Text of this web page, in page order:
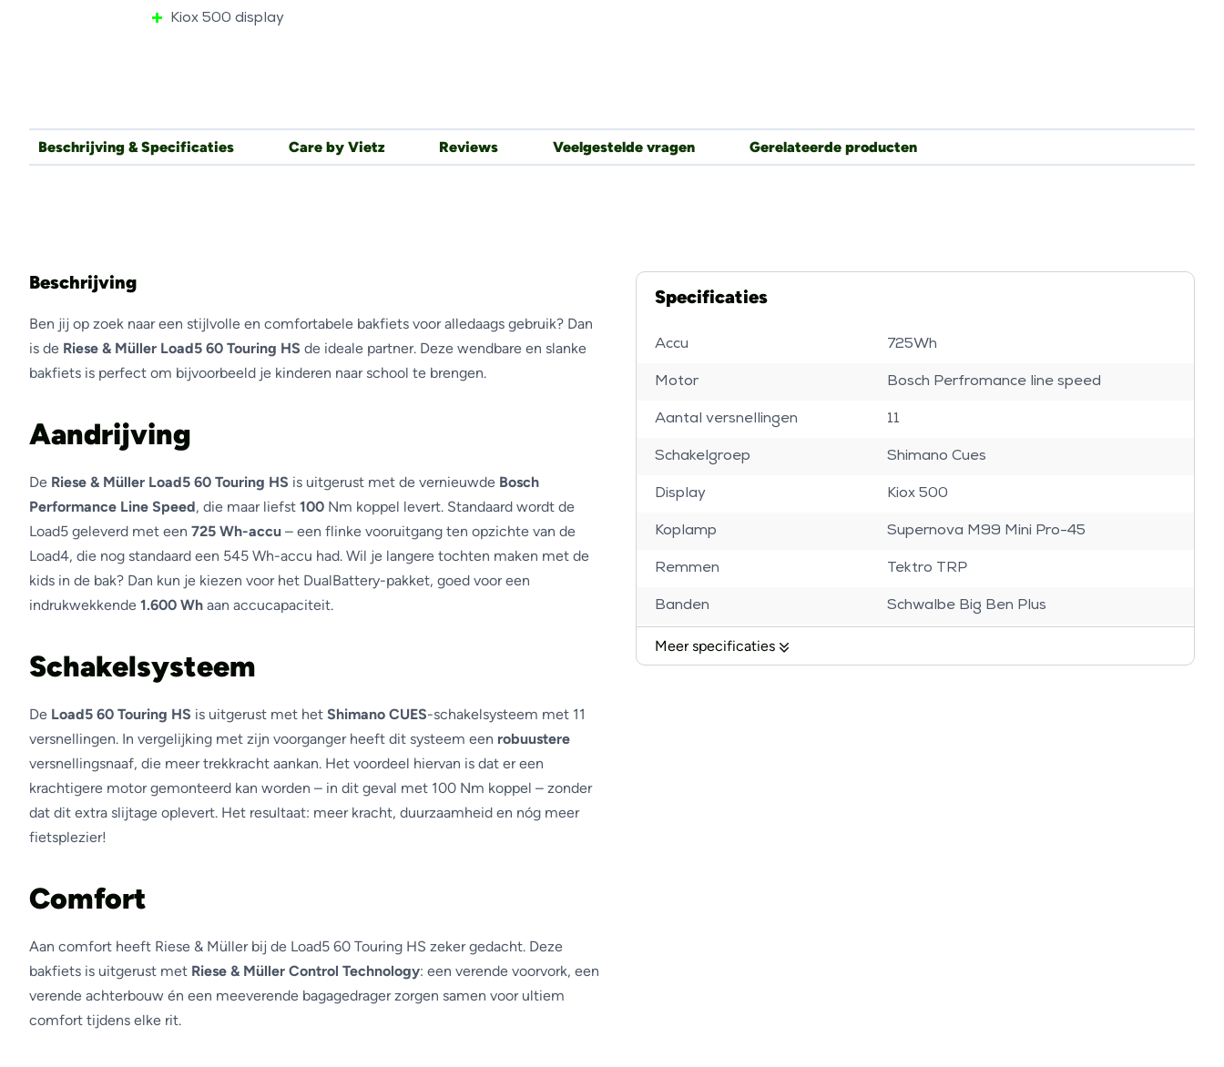
Kiox 500 display
Beschrijving & Specificaties Care by Vietz Reviews Veelgestelde vragen Gerelateerde producten
Beschrijving
Ben jij op zoek naar een stijlvolle en comfortabele bakfiets voor alledaags gebruik? Dan
is de Riese & Müller Load5 60 Touring HS de ideale partner. Deze wendbare en slanke
bakfiets is perfect om bijvoorbeeld je kinderen naar school te brengen.
Aandrijving
De Riese & Müller Load5 60 Touring HS is uitgerust met de vernieuwde Bosch
Performance Line Speed, die maar liefst 100 Nm koppel levert. Standaard wordt de
Load5 geleverd met een 725 Wh-accu – een flinke vooruitgang ten opzichte van de
Load4, die nog standaard een 545 Wh-accu had. Wil je langere tochten maken met de
kids in de bak? Dan kun je kiezen voor het DualBattery-pakket, goed voor een
indrukwekkende 1.600 Wh aan accucapaciteit.
Schakelsysteem
De Load5 60 Touring HS is uitgerust met het Shimano CUES-schakelsysteem met 11
versnellingen. In vergelijking met zijn voorganger heeft dit systeem een robuustere
versnellingsnaaf, die meer trekkracht aankan. Het voordeel hiervan is dat er een
krachtigere motor gemonteerd kan worden – in dit geval met 100 Nm koppel – zonder
dat dit extra slijtage oplevert. Het resultaat: meer kracht, duurzaamheid en nóg meer
fietsplezier!
Comfort
Aan comfort heeft Riese & Müller bij de Load5 60 Touring HS zeker gedacht. Deze
bakfiets is uitgerust met Riese & Müller Control Technology: een verende voorvork, een
verende achterbouw én een meeverende bagagedrager zorgen samen voor ultiem
comfort tijdens elke rit.
Specificaties
Accu 725Wh
Motor Bosch Perfromance line speed
Aantal versnellingen 11
Schakelgroep Shimano Cues
Display Kiox 500
Koplamp Supernova M99 Mini Pro-45
Remmen Tektro TRP
Banden Schwalbe Big Ben Plus
Voorvork
Meer specificaties